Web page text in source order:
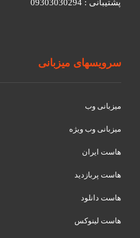
پشتیبانی : 09303030294
سرویسهای میزبانی
میزبانی وب
میزبانی وب ویژه
هاست ایران
هاست پربازدید
هاست دانلود
هاست لینوکس